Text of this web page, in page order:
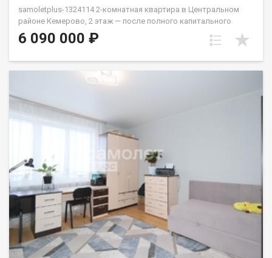
samoletplus-1324114 2-комнатная квартира в Центральном
районе Кемерово, 2 этаж — после полного капитального
ремонта, с мебелью и техникой. Капитальный ремонт с нуля:
заменены электропроводка, отопление, сантехника,
ламинат, керамогранит в санузле. Все материалы —
бесшумный и экономичный. Новая широкая входная дверь. Не
угловая, все окна во двор — тихо и светло. Дом в спокойном
месте вдали от оживлённых дорог. Из всех окон — вид на
зелёный ухоженный двор с большой парковкой. Чистый
подъезд с пластиковыми окнами. Центральный район — всё в
шаговой доступности: гимназии №1 и №62, детские сады,
КемГУ, КузГТУ, театры, Филармония, школа искусств, каток,
стадион Химик, набережная, Горсад, главный городской
фонтан, бассейн, фитнес-клубы, кафе, магазины, крытый
рынок, аптеки, банки. Подходит под ипотеку и материнский
капитал. АН «Самолёт Плюс» на рынке недвижимости
Кемерово с 2010 года. Полное сопровождение
сделкиГарантия юридической чистоты сделки Звоните с 9:00
до 21:00 — ответим на вопросы и организуем просмотр!
6 090 000 ₽